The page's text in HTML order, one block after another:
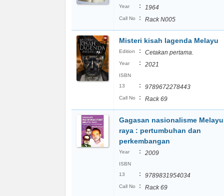
Year : 1964
Call No : Rack N005
Misteri kisah lagenda Melayu
Edition : Cetakan pertama.
Year : 2021
ISBN
13
: 9789672278443
Call No : Rack 69
Gagasan nasionalisme Melayu
raya : pertumbuhan dan
perkembangan
Year : 2009
ISBN
13
: 9789831954034
Call No : Rack 69